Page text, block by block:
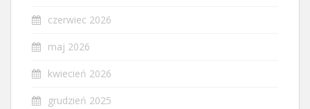
czerwiec 2026
maj 2026
kwiecień 2026
grudzień 2025